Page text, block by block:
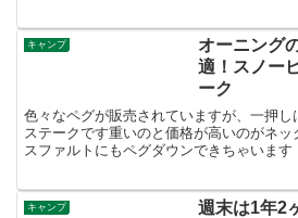
キャンプ
オーニング
適！スノー
ーク
色々なペグが販売されていますが、一押
ステークです重いのと価格が高いのがネ
スファルトにもペグダウンできちゃいます
キャンプ
週末は1年2